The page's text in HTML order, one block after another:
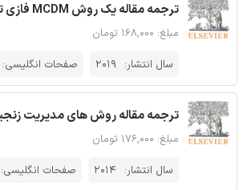
ترجمه مقاله یک روش MCDM فازی تصادفی یکپارچه برای ارزیابی سرویس مبتنی بر کارت امتیازی متوازن
مبلغ: ۱۶۸,۰۰۰ تومان
سال انتشار: 2019 صفحات انگلیسی:
ترجمه مقاله روش های مدیریت
مبلغ: ۱۷۶,۰۰۰ تومان
سال انتشار: 2014 صفحات انگلیسی: